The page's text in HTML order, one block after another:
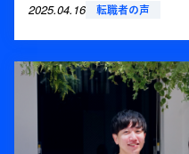
2025.04.16 転職者の声